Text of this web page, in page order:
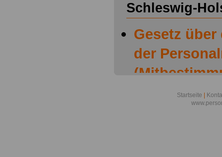
Schleswig-
Gesetz
der
Schleswig-
Startseite